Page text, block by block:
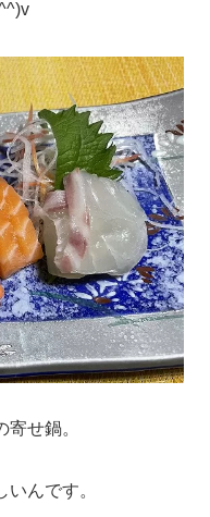
せ鍋。
んです。